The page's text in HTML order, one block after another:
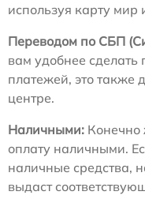
используя карту
Переводом по СБП
вам удобнее сделать
платежей, это также
центре.
Наличными:
оплату наличными.
наличные средства,
выдаст